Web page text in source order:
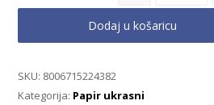
Dodaj u košaricu
SKU: 8006715224382
Kategorija: Papir ukrasni